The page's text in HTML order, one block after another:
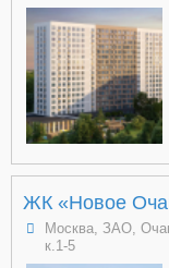
ЖК «Новое
Москва, ЗАО,
к.1-5